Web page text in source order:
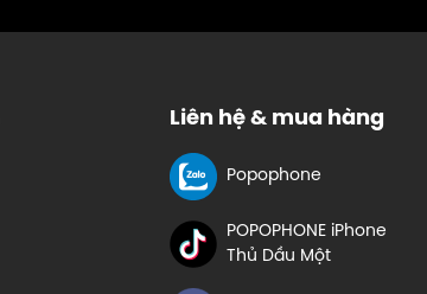
Liên hệ & mua hàng
Popophone
POPOPHONE iPhone
Thủ Dầu Một